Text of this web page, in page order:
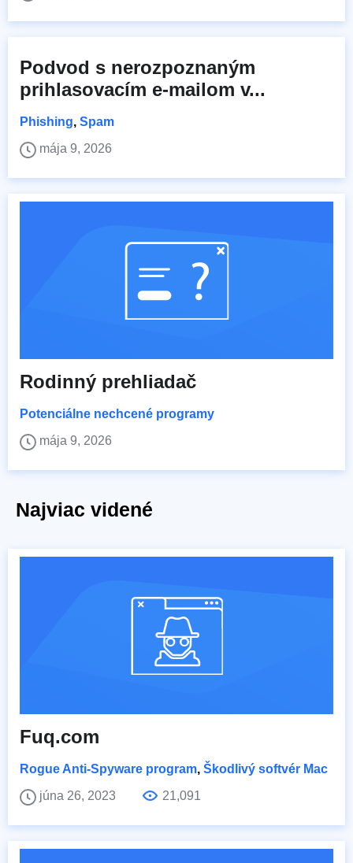
Podvod s nerozpoznaným
prihlasovacím e-mailom v...
Phishing, Spam
mája 9, 2026
Rodinný prehliadač
Potenciálne nechcené programy
mája 9, 2026
Najviac videné
Fuq.com
Rogue Anti-Spyware program, Škodlivý softvér Mac
júna 26, 2023
21,091